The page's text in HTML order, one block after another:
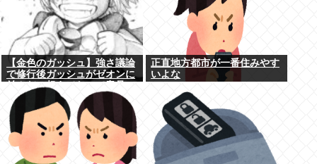
【金色のガッシュ】強さ議論
で修行後ガッシュがゼオンに
並んだ、超えてたって意見に
納得いかないんだけど
正直地方都市が一番住みやす
いよな